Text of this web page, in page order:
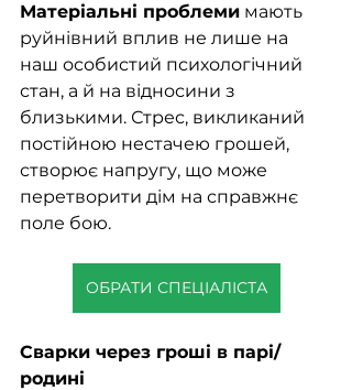
Матеріальні проблеми мають
руйнівний вплив не лише на
наш особистий психологічний
стан, а й на відносини з
близькими. Стрес, викликаний
постійною нестачею грошей,
створює напругу, що може
перетворити дім на справжнє
поле бою.
ОБРАТИ СПЕЦІАЛІСТА
Сварки через гроші в парі/
родині